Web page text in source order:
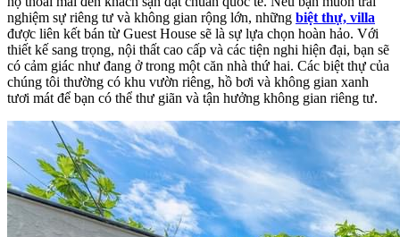
nghiệm sự riêng tư và không gian rộng lớn, những biệt thự, villa
được liên kết bán từ Guest House sẽ là sự lựa chọn hoàn hảo. Với
thiết kế sang trọng, nội thất cao cấp và các tiện nghi hiện đại, bạn sẽ
có cảm giác như đang ở trong một căn nhà thứ hai. Các biệt thự của
chúng tôi thường có khu vườn riêng, hồ bơi và không gian xanh
tươi mát để bạn có thể thư giãn và tận hưởng không gian riêng tư.